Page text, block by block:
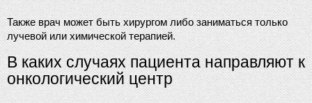
Также врач может быть хирургом либо заниматься только
лучевой или химической терапией.
В каких случаях пациента направляют к
онкологический центр